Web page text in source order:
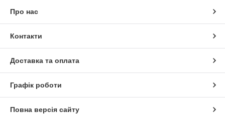
Про нас
Контакти
Доставка та оплата
Графік роботи
Повна версія сайту